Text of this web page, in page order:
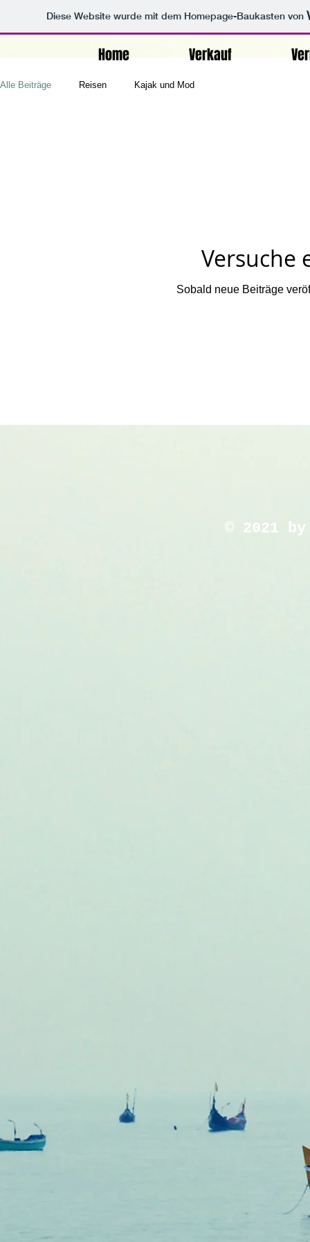
Diese Website wurde mit dem Homepage-Baukasten von
Home Verkauf
Alle Beiträge Reisen Kajak und Mod
Versuche
Sobald neue Beiträge
© 2021